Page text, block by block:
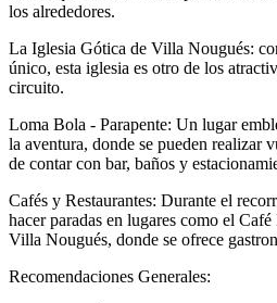
los alrededores.
La Iglesia Gótica de Villa Nougués:
único, esta iglesia es otro de los
circuito.
Loma Bola - Parapente: Un lugar
la aventura, donde se pueden realizar
de contar con bar, baños y
Cafés y Restaurantes: Durante el
hacer paradas en lugares como el
Villa Nougués, donde se ofrece
Recomendaciones Generales: